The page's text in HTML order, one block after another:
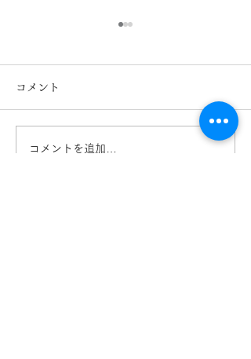
Ray-Ban 2026レイバン
コメント
コメントを追加…